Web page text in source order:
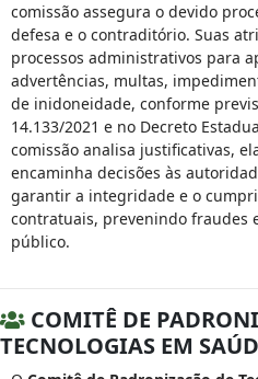
comissão assegura o devido
defesa e o contraditório. Suas
processos administrativos para
advertências, multas,
de inidoneidade, conforme
14.133/2021 e no Decreto
comissão analisa justificativas,
encaminha decisões às
garantir a integridade e o
contratuais, prevenindo fraudes
público.
COMITÊ DE
TECNOLOGIAS EM